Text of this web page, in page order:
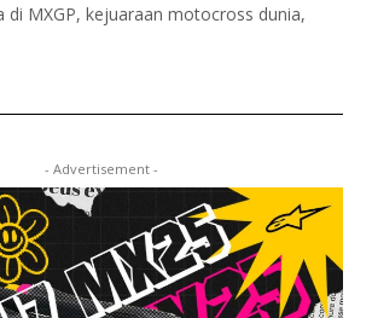
di MXGP, kejuaraan motocross dunia,
- Advertisement -